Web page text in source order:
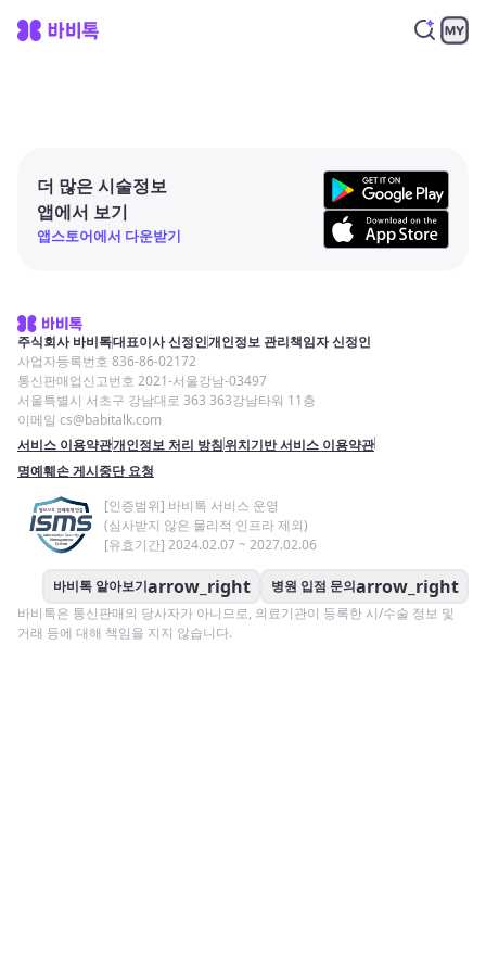
더 많은 시술정보
앱에서 보기
앱스토어에서 다운받기
주식회사 바비톡대표이사 신정인개인정보 관리책임자 신정인
사업자등록번호 836-86-02172
통신판매업신고번호 2021-서울강남-03497
서울특별시 서초구 강남대로 363 363강남타워 11층
이메일 cs@babitalk.com
서비스 이용약관개인정보 처리 방침위치기반 서비스 이용약관
명예훼손 게시중단 요청
[인증범위] 바비톡 서비스 운영
(심사받지 않은 물리적 인프라 제외)
[유효기간] 2024.02.07 ~ 2027.02.06
바비톡 알아보기arrow_right 병원 입점 문의arrow_right
바비톡은 통신판매의 당사자가 아니므로, 의료기관이 등록한 시/수술 정보 및
거래 등에 대해 책임을 지지 않습니다.